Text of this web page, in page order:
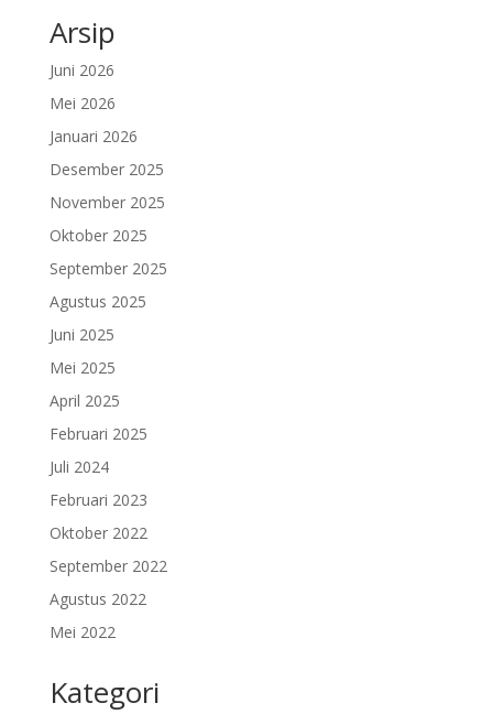
Arsip
Juni 2026
Mei 2026
Januari 2026
Desember 2025
November 2025
Oktober 2025
September 2025
Agustus 2025
Juni 2025
Mei 2025
April 2025
Februari 2025
Juli 2024
Februari 2023
Oktober 2022
September 2022
Agustus 2022
Mei 2022
Kategori